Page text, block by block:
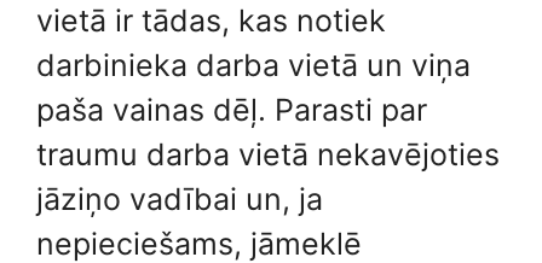
vietā ir tādas, kas notiek
darbinieka darba vietā un viņa
paša vainas dēļ. Parasti par
traumu darba vietā nekavējoties
jāziņo vadībai un, ja
nepieciešams, jāmeklē